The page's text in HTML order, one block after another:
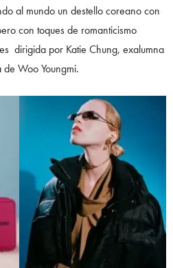
al mundo un destello coreano con
con toques de romanticismo
dirigida por Katie Chung, exalumna
Woo Youngmi.